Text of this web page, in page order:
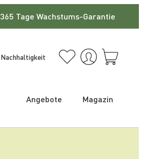
365 Tage Wachstums-Garantie
Nachhaltigkeit
Angebote Magazin